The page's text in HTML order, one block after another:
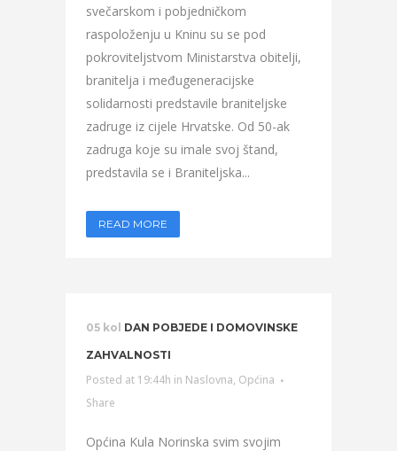
svečarskom i pobjedničkom
raspoloženju u Kninu su se pod
pokroviteljstvom Ministarstva obitelji,
branitelja i međugeneracijske
solidarnosti predstavile braniteljske
zadruge iz cijele Hrvatske. Od 50-ak
zadruga koje su imale svoj štand,
predstavila se i Braniteljska...
READ MORE
05 kol DAN POBJEDE I DOMOVINSKE
ZAHVALNOSTI
Posted at 19:44h in Naslovna, Općina
Share
Općina Kula Norinska svim svojim